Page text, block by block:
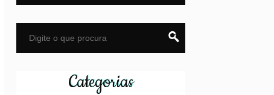
Categorias